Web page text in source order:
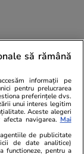
să rămână
informații pe
pentru prelucrarea
preferințele dvs.
unui interes legitim
Aceste alegeri
navigarea. Mai
de publicitate
de date analitice)
functioneze, pentru a